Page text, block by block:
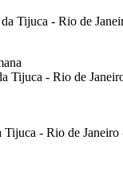
Tijuca - Rio de
Tijuca - Rio de
- Rio de